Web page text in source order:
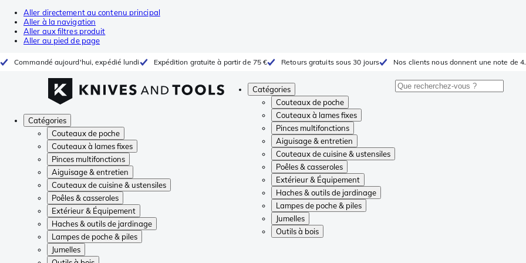
Aller directement au contenu principal
Aller à la navigation
Aller aux filtres produit
Aller au pied de page
Commandé aujourd'hui, expédié lundi Expédition gratuite à partir de 75 € Retours gratuits sous 30 jours Nos clients nous donnent une note de
Catégories
Couteaux de poche
Couteaux à lames fixes
Pinces multifonctions
Aiguisage & entretien
Couteaux de cuisine & ustensiles
Poêles & casseroles
Extérieur & Équipement
Haches & outils de jardinage
Lampes de poche & piles
Jumelles
Outils à bois
Catégories
Couteaux de poche
Couteaux à lames fixes
Pinces multifonctions
Aiguisage & entretien
Couteaux de cuisine & ustensiles
Poêles & casseroles
Extérieur & Équipement
Haches & outils de jardinage
Lampes de poche & piles
Jumelles